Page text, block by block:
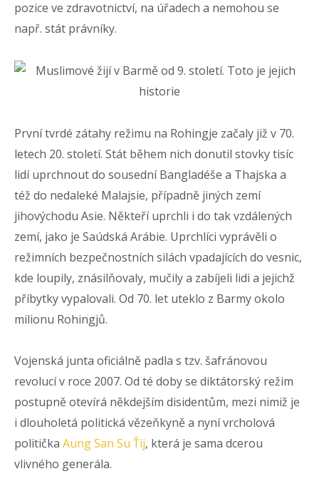
pozice ve zdravotnictví, na úřadech a nemohou se
např. stát právníky.
První tvrdé zátahy režimu na Rohingje začaly již v 70.
letech 20. století. Stát během nich donutil stovky tisíc
lidí uprchnout do sousední Bangladéše a Thajska a
též do nedaleké Malajsie, případně jiných zemí
jihovýchodu Asie. Někteří uprchli i do tak vzdálených
zemí, jako je Saúdská Arábie. Uprchlíci vyprávěli o
režimních bezpečnostních silách vpadajících do vesnic,
kde loupily, znásilňovaly, mučily a zabíjeli lidi a jejichž
příbytky vypalovali. Od 70. let uteklo z Barmy okolo
milionu Rohingjů.
Vojenská junta oficiálně padla s tzv. šafránovou
revolucí v roce 2007. Od té doby se diktátorský režim
postupně otevírá někdejším disidentům, mezi nimiž je
i dlouholetá politická vězeňkyně a nyní vrcholová
politička Aung San Su Ťij, která je sama dcerou
vlivného generála.